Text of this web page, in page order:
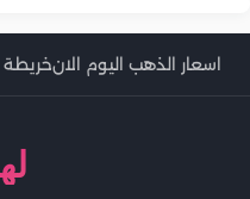
اسعار الذهب اليوم الانخريطة